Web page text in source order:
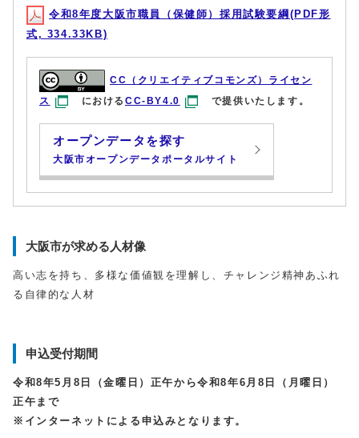
令和8年度大阪市職員（保健師）採用試験要綱(PDF形
式, 334.33KB)
CC（クリエイティブコモンズ）ライセン
ス
におけるCC-BY4.0 で提供いたします。
オープンデータを探す
大阪市オープンデータポータルサイト
大阪市が求める人材像
高い志を持ち、多様な価値観を理解し、チャレンジ精神あふれ
る自律的な人材
申込受付期間
令和8年5月8日（金曜日）正午から令和8年6月8日（月曜日）
正午まで
※インターネットによる申込みとなります。